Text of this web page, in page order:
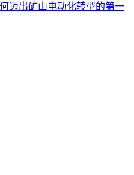
迈出矿山电动化转型的第一